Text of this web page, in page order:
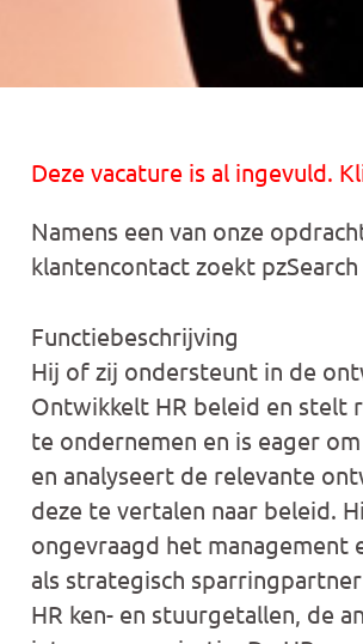
Deze vacature is al ingevuld.
Namens een van onze
klantencontact zoekt
Functiebeschrijving
Hij of zij ondersteunt in de
Ontwikkelt HR beleid en stelt
te ondernemen en is eager
en analyseert de relevante
deze te vertalen naar beleid.
ongevraagd het
als strategisch
HR ken- en stuurgetallen, de